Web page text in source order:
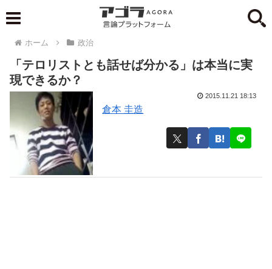
ホーム 政治
「テロリストとも話せば分かる」は本当に実
現できるか？
倉本 圭造
2015.11.21 18:13